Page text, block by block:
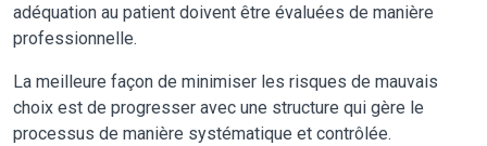
adéquation au patient doivent être évaluées de manière
professionnelle.
La meilleure façon de minimiser les risques de mauvais
choix est de progresser avec une structure qui gère le
processus de manière systématique et contrôlée.